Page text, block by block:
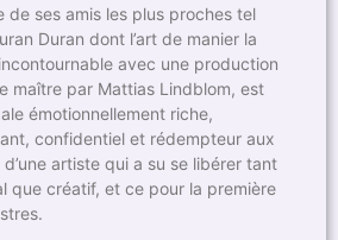
de ses amis les plus proches tel
Duran dont l’art de manier la
avec une production
maître par Mattias Lindblom, est
émotionnellement riche,
confidentiel et rédempteur aux
artiste qui a su se libérer tant
que créatif, et ce pour la première